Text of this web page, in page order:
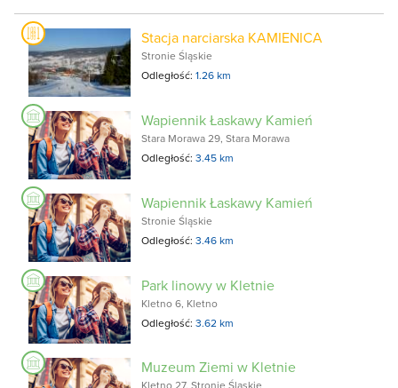
Stacja narciarska KAMIENICA
Stronie Śląskie
Odległość:1.26 km
Wapiennik Łaskawy Kamień
Stara Morawa 29, Stara Morawa
Odległość:3.45 km
Wapiennik Łaskawy Kamień
Stronie Śląskie
Odległość:3.46 km
Park linowy w Kletnie
Kletno 6, Kletno
Odległość:3.62 km
Muzeum Ziemi w Kletnie